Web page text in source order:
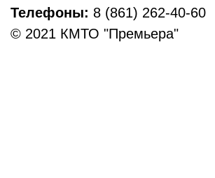
Телефоны: 8 (861) 262-40-60
© 2021 КМТО "Премьера"